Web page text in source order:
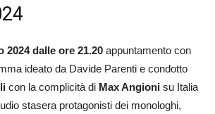
2024 dalle ore 21.20 appuntamento con
ideato da Davide Parenti e condotto
con la complicità di Max Angioni su Italia
stasera protagonisti dei monologhi,